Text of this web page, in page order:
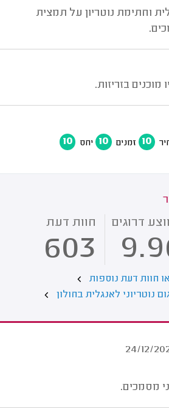
וחתימת נוטריון על תמצית
בזריזות.
10 זמנים 10 יחס 10
דרוגים חוות דעת
603
חוות דעת נוספות
נוטריוני לאנגלית בחולון
24/12/
מסמכים.